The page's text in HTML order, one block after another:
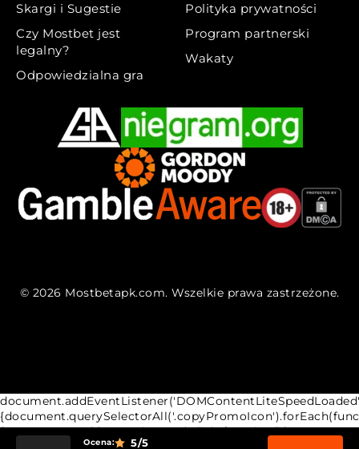
Ocena: 5/5
Skargi i Sugestie
Czy Mostbet jest
legalny?
Odpowiedzialna gra
Polityka prywatności
Program partnerski
Wakaty
© 2026 Mostbetapk.com. Wszelkie prawa zastrzeżone.
{copyButton.addEventListener('click',function(){var